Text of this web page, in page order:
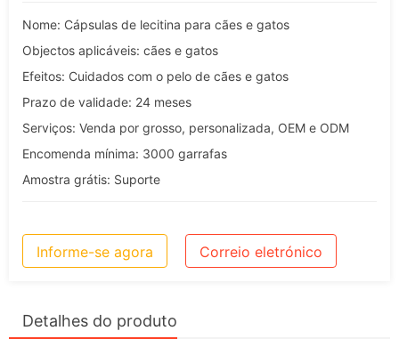
Nome: Cápsulas de lecitina para cães e gatos
Objectos aplicáveis: cães e gatos
Efeitos: Cuidados com o pelo de cães e gatos
Prazo de validade: 24 meses
Serviços: Venda por grosso, personalizada, OEM e ODM
Encomenda mínima: 3000 garrafas
Amostra grátis: Suporte
Informe-se agora Correio eletrónico
Detalhes do produto